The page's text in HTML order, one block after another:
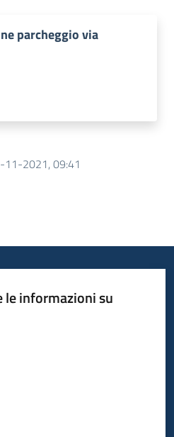
parcheggio via
11-2021, 09:41
le informazioni su